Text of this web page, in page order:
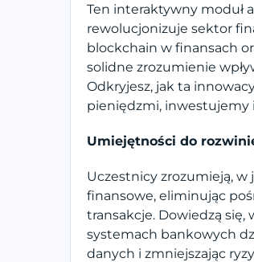
Ten interaktywny moduł
rewolucjonizuje sektor
blockchain w finansach
solidne zrozumienie
Odkryjesz, jak ta
pieniędzmi, inwestujemy
Umiejętności do
Uczestnicy zrozumieją,
finansowe, eliminując
transakcje. Dowiedzą
systemach bankowych
danych i zmniejszając